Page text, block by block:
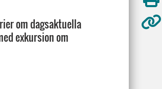
om dagsaktuella
exkursion om